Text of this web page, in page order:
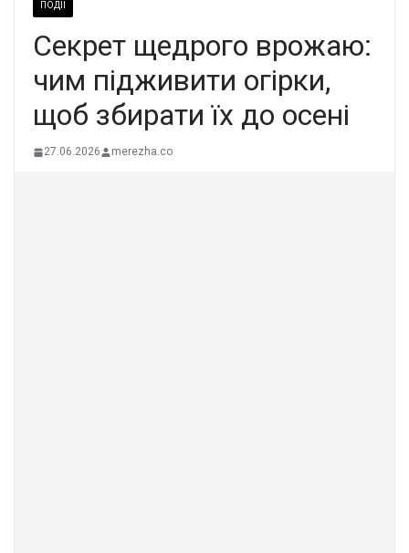
ПОДІЇ
Секрет щедрого врожаю:
чим підживити огірки,
щоб збирати їх до осені
27.06.2026 merezha.co